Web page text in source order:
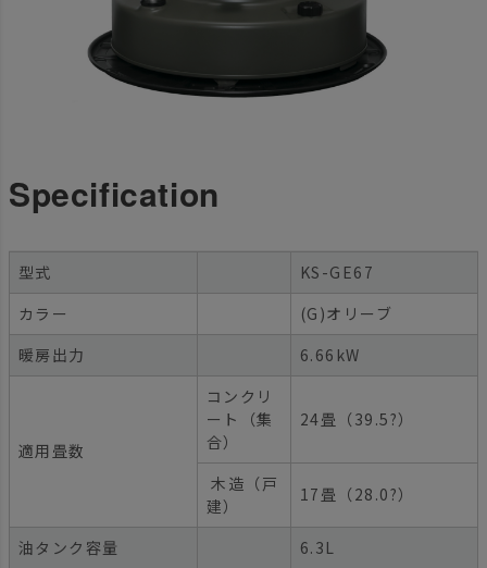
Specification
型式
KS-GE67
カラー
(G)オリーブ
暖房出力
6.66kW
適用畳数
コンクリ
ート（集
合）
24畳（39.5?）
木造（戸
建）
17畳（28.0?）
油タンク容量
6.3L